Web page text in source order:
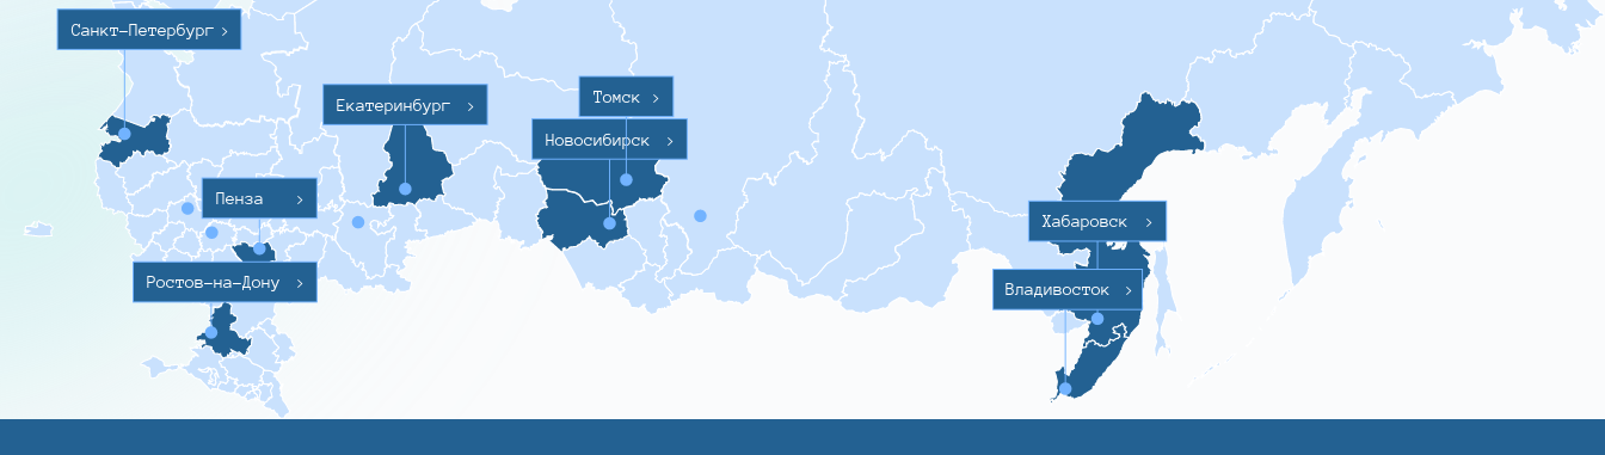
Санкт-Петербург >
Ростов-на-Дону >
Пенза >
Екатеринбург
>
Новосибирск
>
Томск >
Хабаровск >
Владивосток >